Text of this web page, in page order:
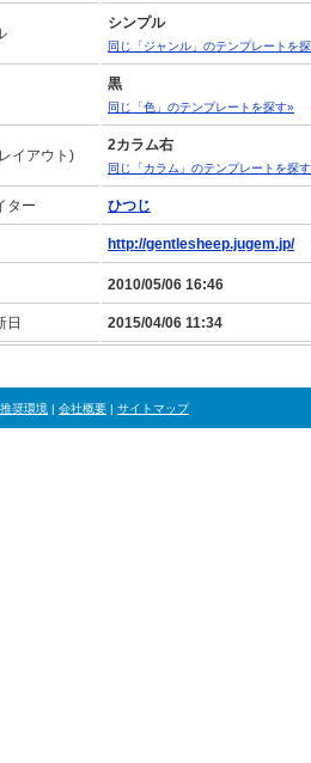
シンプル
同じ「ジャンル」のテンプレートを
黒
同じ「色」のテンプレートを探す»
イアウト)
2カラム右
同じ「カラム」のテンプレートを探
ター ひつじ
http://gentlesheep.jugem.jp/
2010/05/06 16:46
日 2015/04/06 11:34
推奨環境 | 会社概要 | サイトマップ